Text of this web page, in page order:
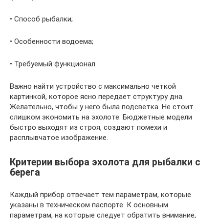
• Способ рыбалки;
• Особенности водоема;
• Требуемый функционал.
Важно найти устройство с максимально четкой
картинкой, которое ясно передает структуру дна.
Желательно, чтобы у него была подсветка. Не стоит
слишком экономить на эхолоте. Бюджетные модели
быстро выходят из строя, создают помехи и
расплывчатое изображение.
Критерии выбора эхолота для рыбалки с
берега
Каждый прибор отвечает тем параметрам, которые
указаны в техническом паспорте. К основным
параметрам, на которые следует обратить внимание,